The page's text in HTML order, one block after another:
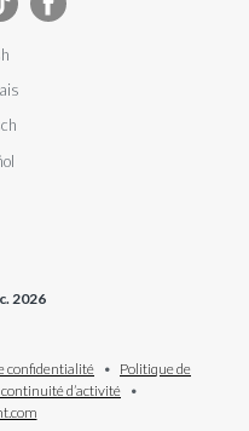
2026
confidentialité • Politique de
continuité d’activité •